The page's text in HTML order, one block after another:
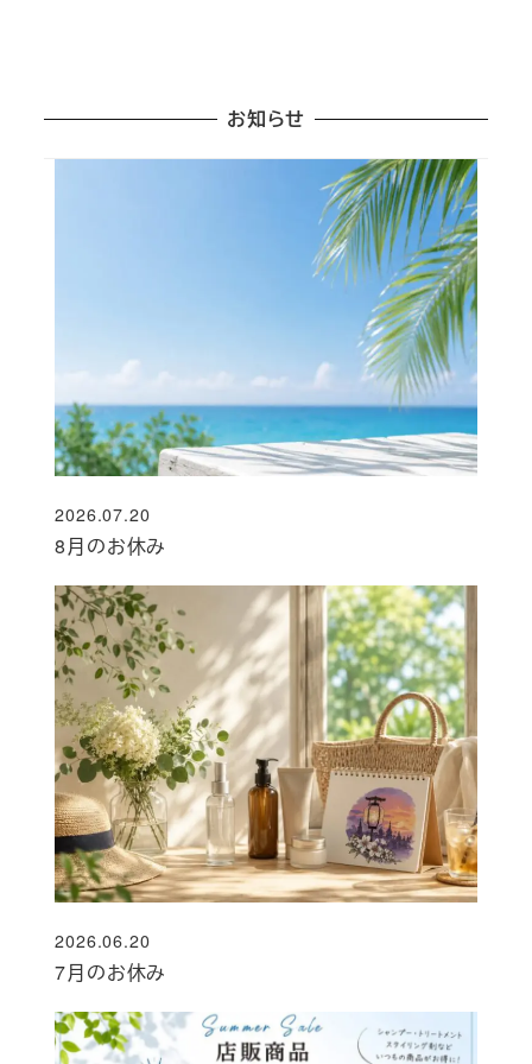
お知らせ
8月のお休み
投稿日
2026.07.20
7月のお休み
投稿日
2026.06.20